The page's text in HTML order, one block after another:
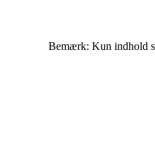
Bemærk: Kun indhold